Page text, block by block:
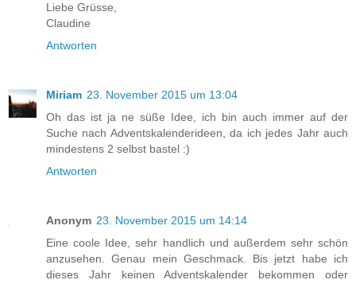
Liebe Grüsse,
Claudine
Antworten
Miriam 23. November 2015 um 13:04
Oh das ist ja ne süße Idee, ich bin auch immer auf der
Suche nach Adventskalenderideen, da ich jedes Jahr auch
mindestens 2 selbst bastel :)
Antworten
Anonym 23. November 2015 um 14:14
Eine coole Idee, sehr handlich und außerdem sehr schön
anzusehen. Genau mein Geschmack. Bis jetzt habe ich
dieses Jahr keinen Adventskalender bekommen oder